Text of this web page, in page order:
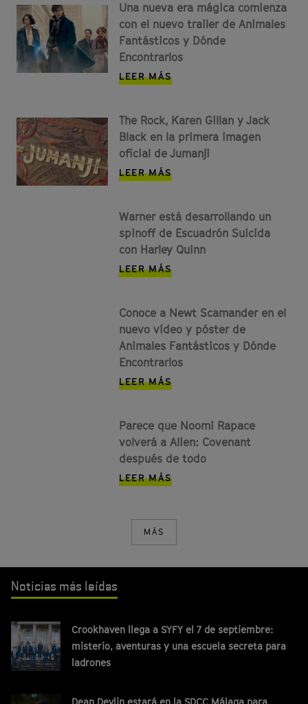
Una nueva era mágica comienza
con el nuevo trailer de Animales
Fantásticos y Dónde
Encontrarlos
LEER MÁS
The Rock, Karen Gillan y Jack
Black en la primera imagen
oficial de Jumanji
LEER MÁS
Warner está desarrollando un
spinoff de Escuadrón Suicida
con Harley Quinn
LEER MÁS
Conoce a Newt Scamander en el
nuevo vídeo y póster de
Animales Fantásticos y Dónde
Encontrarlos
LEER MÁS
Parece que Noomi Rapace
volverá a Alien: Covenant
después de todo
LEER MÁS
MÁS
Noticias más leídas
Crookhaven llega a SYFY el 7 de septiembre:
misterio, aventuras y una escuela secreta para
ladrones
Dean Devlin estará en la SDCC Málaga para